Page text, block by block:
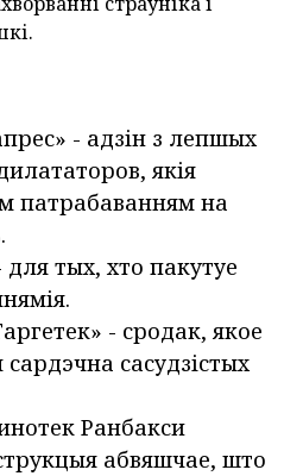
- адзін з лепшых
якія
патрабаванням на
для тых, хто пакутуе
- сродак, якое
сасудзістых
Ранбакси
абвяшчае, што